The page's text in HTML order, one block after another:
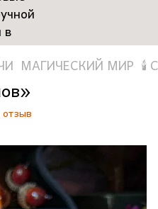
МАГИЧЕСКИЙ МИР 🕯️